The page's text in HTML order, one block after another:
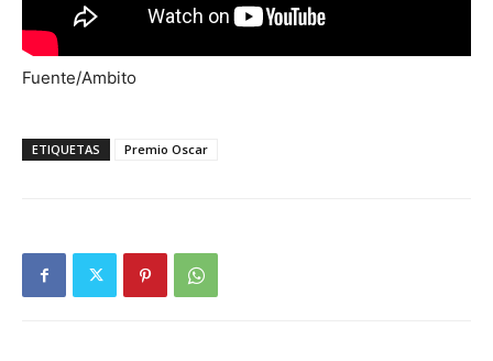
Fuente/Ambito
ETIQUETAS Premio Oscar